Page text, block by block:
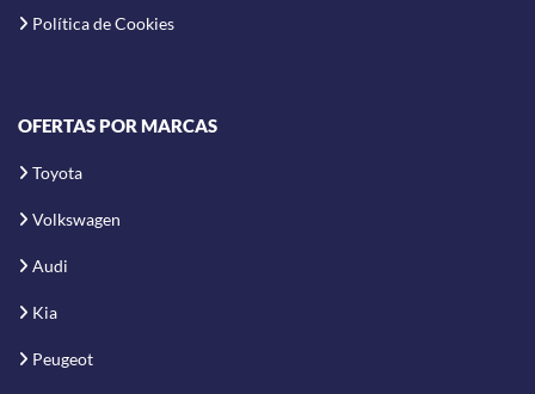
Política de Cookies
OFERTAS POR MARCAS
Toyota
Volkswagen
Audi
Kia
Peugeot